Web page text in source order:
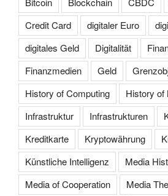
Credit Card
digitaler Euro
digitales Geld
Digitalität
Finanzmedien
Geld
History of Computing
History of
Infrastruktur
Infrastrukturen
Kreditkarte
Kryptowährung
Künstliche Intelligenz
Media
Media of Cooperation
Media